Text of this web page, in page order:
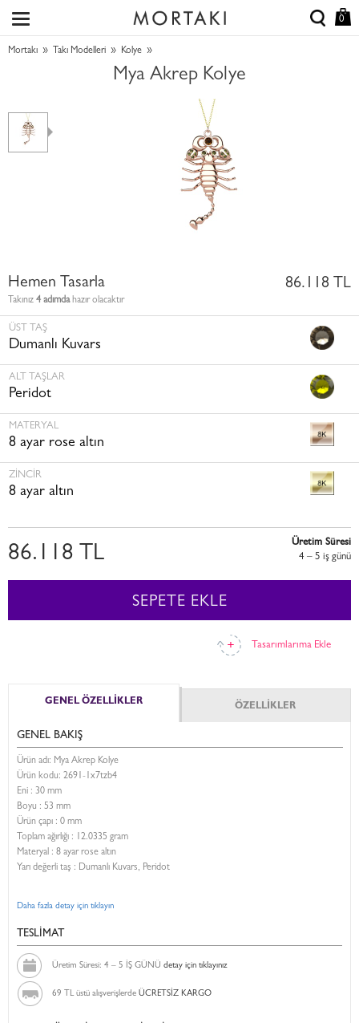
0
Mortakı » Takı Modelleri » Kolye »
Mya Akrep Kolye
Hemen Tasarla
Takınız 4 adımdahazır olacaktır
86.118 TL
ÜST TAŞ
Dumanlı Kuvars
ALT TAŞLAR
Peridot
MATERYAL
8 ayar rose altın
ZINCIR
8 ayar altın
Tasarımlarıma Ekle
86.118 TL
Üretim Süresi
4 – 5 i̇ş günü
SEPETE EKLE
GENEL ÖZELLİKLER ÖZELLİKLER
GENEL BAKIŞ
Ürün adı: Mya Akrep Kolye
Ürün kodu: 2691-1x7tzb4
Eni : 30 mm
Boyu : 53 mm
Ürün çapı : 0 mm
Toplam ağırlığı : 12.0335 gram
Materyal : 8 ayar rose altın
Yarı değerli taş : Dumanlı Kuvars, Peridot
Daha fazla detay için tıklayın
TESLİMAT
Üretim Süresi: 4 – 5 İŞ GÜNÜ detay için tıklayınız
69 TL üstü alışverişlerde ÜCRETSİZ KARGO